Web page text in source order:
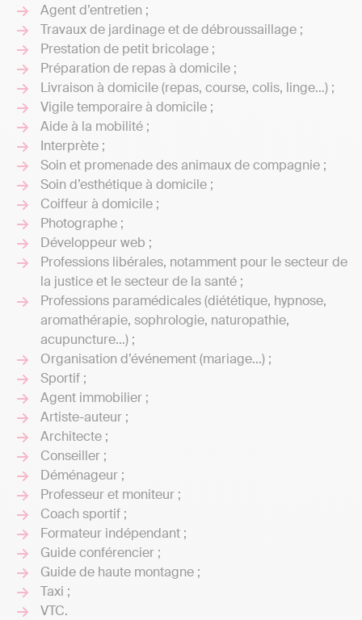
Agent d’entretien ;
Travaux de jardinage et de débroussaillage ;
Prestation de petit bricolage ;
Préparation de repas à domicile ;
Livraison à domicile (repas, course, colis, linge…) ;
Vigile temporaire à domicile ;
Aide à la mobilité ;
Interprète ;
Soin et promenade des animaux de compagnie ;
Soin d’esthétique à domicile ;
Coiffeur à domicile ;
Photographe ;
Développeur web ;
Professions libérales, notamment pour le secteur de
la justice et le secteur de la santé ;
Professions paramédicales (diététique, hypnose,
aromathérapie, sophrologie, naturopathie,
acupuncture…) ;
Organisation d’événement (mariage…) ;
Sportif ;
Agent immobilier ;
Artiste-auteur ;
Architecte ;
Conseiller ;
Déménageur ;
Professeur et moniteur ;
Coach sportif ;
Formateur indépendant ;
Guide conférencier ;
Guide de haute montagne ;
Taxi ;
VTC.